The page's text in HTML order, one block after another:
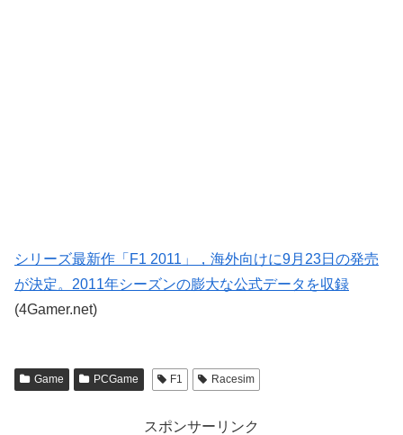
シリーズ最新作「F1 2011」，海外向けに9月23日の発売
が決定。2011年シーズンの膨大な公式データを収録
(4Gamer.net)
Game PCGame F1 Racesim
スポンサーリンク